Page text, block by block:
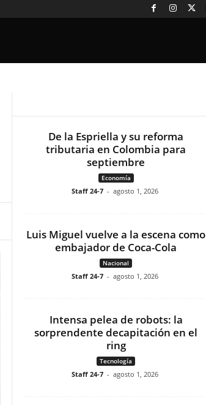
De la Espriella y su reforma
tributaria en Colombia para
septiembre
Economía
Staff 24-7 - agosto 1, 2026
Luis Miguel vuelve a la escena como
embajador de Coca-Cola
Nacional
Staff 24-7 - agosto 1, 2026
Intensa pelea de robots: la
sorprendente decapitación en el
ring
Tecnología
Staff 24-7 - agosto 1, 2026